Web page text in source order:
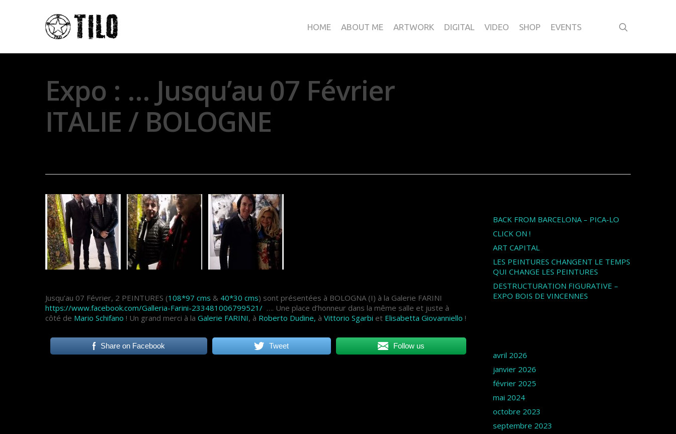
HOME ABOUT ME ARTWORK DIGITAL VIDEO SHOP EVENTS
Expo : … Jusqu’au 07 Février
ITALIE / BOLOGNE
Jusqu’au 07 Février, 2 PEINTURES (108*97 cms & 40*30 cms) sont présentées à BOLOGNA (I) à la Galerie FARINI
https://www.facebook.com/Galleria-Farini-233481006799521/ …. Une place d’honneur dans la même salle et juste à
côté de Mario Schifano ! Un grand merci à la Galerie FARINI, à Roberto Dudine, à Vittorio Sgarbi et Elisabetta Giovanniello !
Share on Facebook Tweet Follow us
BACK FROM BARCELONA – PICA-LO
CLICK ON !
ART CAPITAL
LES PEINTURES CHANGENT LE TEMPS
QUI CHANGE LES PEINTURES
DESTRUCTURATION FIGURATIVE –
EXPO BOIS DE VINCENNES
avril 2026
janvier 2026
février 2025
mai 2024
octobre 2023
septembre 2023